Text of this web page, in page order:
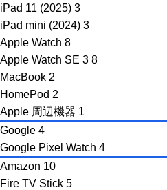
iPad 11 (2025) 3
iPad mini (2024) 3
Apple Watch 8
Apple Watch SE 3 8
MacBook 2
HomePod 2
Apple 周辺機器 1
Google 4
Google Pixel Watch 4
Amazon 10
Fire TV Stick 5